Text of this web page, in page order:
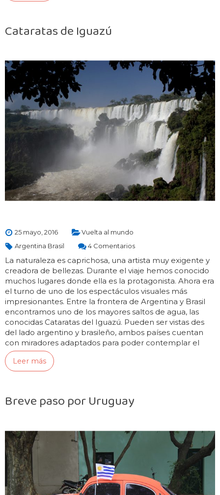
Cataratas de Iguazú
25 mayo, 2016
Vuelta al mundo
Argentina Brasil
4 Comentarios
La naturaleza es caprichosa, una artista muy exigente y
creadora de bellezas. Durante el viaje hemos conocido
muchos lugares donde ella es la protagonista. Ahora era
el turno de uno de los espectáculos visuales más
impresionantes. Entre la frontera de Argentina y Brasil
encontramos uno de los mayores saltos de agua, las
conocidas Cataratas del Iguazú. Pueden ser vistas des
del lado argentino y brasileño, ambos países cuentan
con miradores adaptados para poder contemplar el
espectáculo bien de cerca y…
Leer más
Breve paso por Uruguay